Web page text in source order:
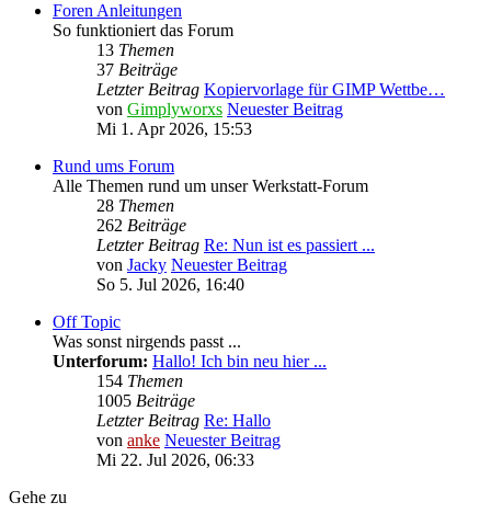
Foren Anleitungen
So funktioniert das Forum
13 Themen
37 Beiträge
Letzter Beitrag Kopiervorlage für GIMP Wettbe…
von Gimplyworxs Neuester Beitrag
Mi 1. Apr 2026, 15:53
Rund ums Forum
Alle Themen rund um unser Werkstatt-Forum
28 Themen
262 Beiträge
Letzter Beitrag Re: Nun ist es passiert ...
von Jacky Neuester Beitrag
So 5. Jul 2026, 16:40
Off Topic
Was sonst nirgends passt ...
Unterforum: Hallo! Ich bin neu hier ...
154 Themen
1005 Beiträge
Letzter Beitrag Re: Hallo
von anke Neuester Beitrag
Mi 22. Jul 2026, 06:33
Gehe zu